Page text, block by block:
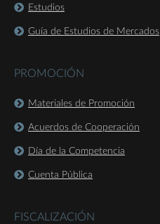
Estudios
Guía de Estudios de Mercados
PROMOCIÓN
Materiales de Promoción
Acuerdos de Cooperación
Día de la Competencia
Cuenta Pública
FISCALIZACIÓN